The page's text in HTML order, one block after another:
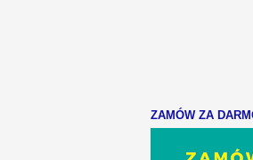
ZAMÓW ZA